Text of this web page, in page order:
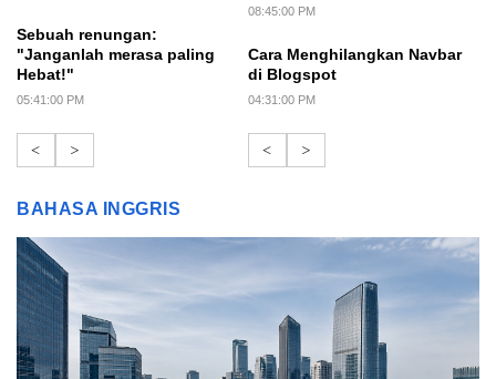
Sebuah renungan:
"Janganlah merasa paling
Hebat!"
05:41:00 PM
< >
08:45:00 PM
Cara Menghilangkan Navbar
di Blogspot
04:31:00 PM
< >
BAHASA INGGRIS